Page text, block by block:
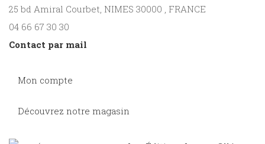
25 bd Amiral Courbet, NIMES 30000 , FRANCE
04 66 67 30 30
Contact par mail
Mon compte
Découvrez notre magasin